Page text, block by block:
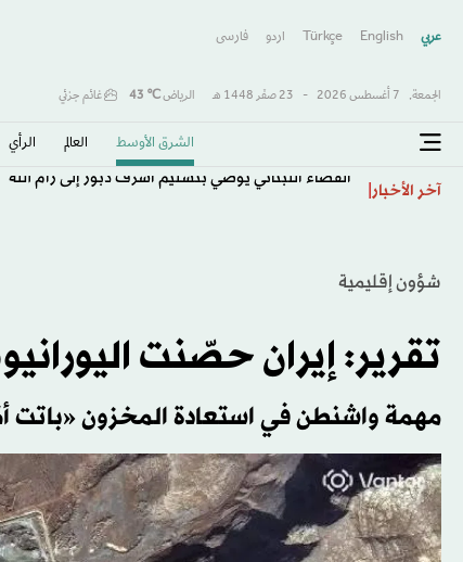
عربي English
Türkçe اردو فارسى
الجمعة, 7 أغسطس 2026 - 23 صفَر 1448 هـ الرياض℃
43 غائم جزئي
الشرق الأوسط​ العالم الرأي
آخر الأخبار القضاء اللبناني يوصي بتسليم أشرف دبور إلى رام الله
شؤون إقليمية
تقرير: إيران حصّنت
مهمة واشنطن في استعادة المخزون «باتت